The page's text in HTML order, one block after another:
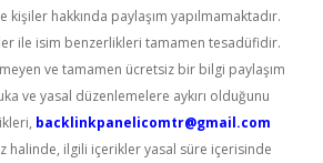
kişiler hakkında paylaşım yapılmamaktadır.
ile isim benzerlikleri tamamen tesadüfidir.
ve tamamen ücretsiz bir bilgi paylaşım
ve yasal düzenlemelere aykırı olduğunu
backlinkpanelicomtr@gmail.com
halinde, ilgili içerikler yasal süre içerisinde